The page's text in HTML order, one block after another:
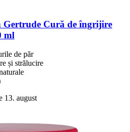
Gertrude Cură de îngrijire
ml
de păr
și strălucire
13. august